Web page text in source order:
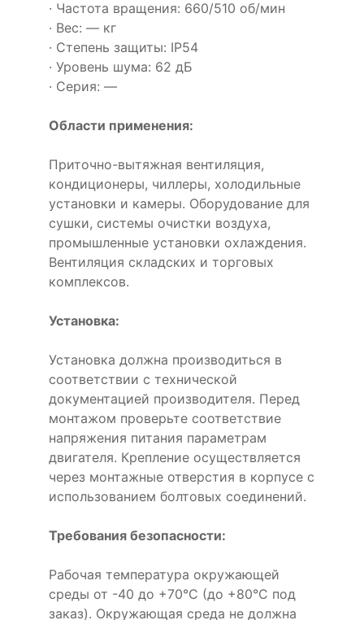
· Частота вращения: 660/510 об/мин
· Вес: — кг
· Степень защиты: IP54
· Уровень шума: 62 дБ
· Серия: —
Области применения:
Приточно-вытяжная вентиляция,
кондиционеры, чиллеры, холодильные
установки и камеры. Оборудование для
сушки, системы очистки воздуха,
промышленные установки охлаждения.
Вентиляция складских и торговых
комплексов.
Установка:
Установка должна производиться в
соответствии с технической
документацией производителя. Перед
монтажом проверьте соответствие
напряжения питания параметрам
двигателя. Крепление осуществляется
через монтажные отверстия в корпусе с
использованием болтовых соединений.
Требования безопасности:
Рабочая температура окружающей
среды от -40 до +70°C (до +80°C под
заказ). Окружающая среда не должна